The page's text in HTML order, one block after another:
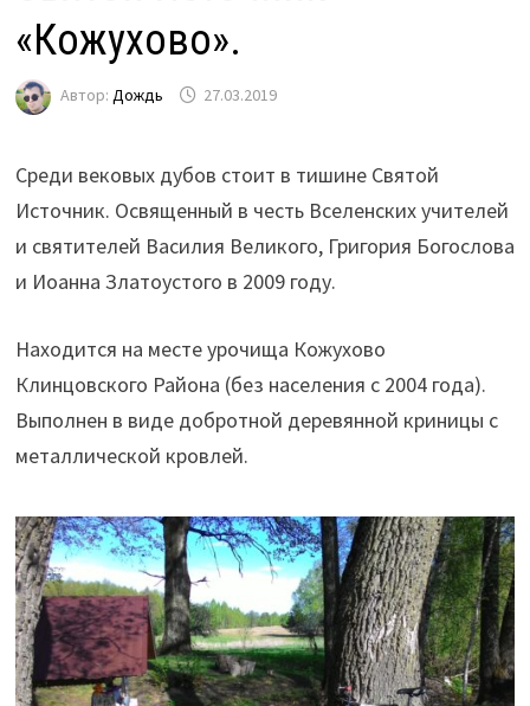
«Кожухово».
Автор: Дождь 27.03.2019
Среди вековых дубов стоит в тишине Святой
Источник. Освященный в честь Вселенских учителей
и святителей Василия Великого, Григория Богослова
и Иоанна Златоустого в 2009 году.
Находится на месте урочища Кожухово
Клинцовского Района (без населения с 2004 года).
Выполнен в виде добротной деревянной криницы с
металлической кровлей.